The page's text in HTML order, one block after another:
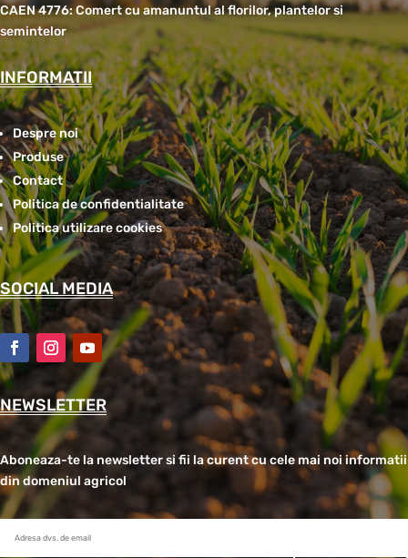
CAEN 4776: Comert cu amanuntul al florilor, plantelor si
semintelor
INFORMATII
Despre noi
Produse
Contact
Politica de confidentialitate
Politica utilizare cookies
SOCIAL MEDIA
NEWSLETTER
Aboneaza-te la newsletter si fii la curent cu cele mai noi informatii
din domeniul agricol